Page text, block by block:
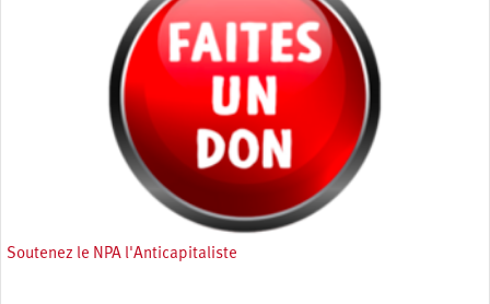
Soutenez le NPA l'Anticapitaliste